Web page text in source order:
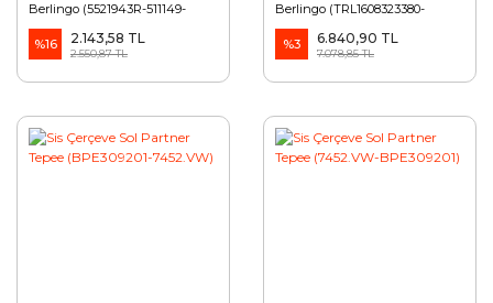
Berlingo (5521943R-511149-
9677205080)
%16
2.143,58 TL
2.550,87 TL
Berlingo (TRL1608323380-
1608323380)
%3
6.840,90 TL
7.078,85 TL